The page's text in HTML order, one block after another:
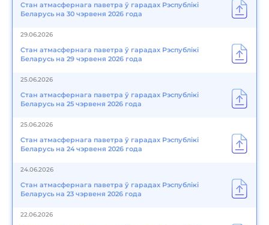
Стан атмасфернага паветра ў гарадах Рэспублікі
Беларусь на 30 чэрвеня 2026 года
29.06.2026
Стан атмасфернага паветра ў гарадах Рэспублікі
Беларусь на 29 чэрвеня 2026 года
25.06.2026
Стан атмасфернага паветра ў гарадах Рэспублікі
Беларусь на 25 чэрвеня 2026 года
25.06.2026
Стан атмасфернага паветра ў гарадах Рэспублікі
Беларусь на 24 чэрвеня 2026 года
24.06.2026
Стан атмасфернага паветра ў гарадах Рэспублікі
Беларусь на 23 чэрвеня 2026 года
22.06.2026